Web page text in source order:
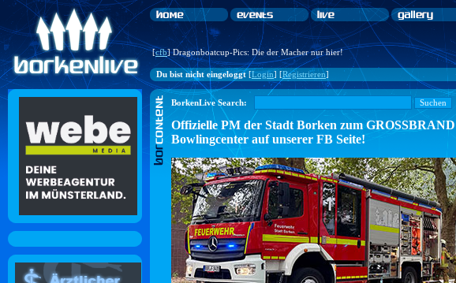
[cfb] Dragonboatcup-Pics: Die der Macher nur hier!
Du bist nicht eingeloggt[Login] [Registrieren]
BorkenLive Search:
Offizielle PM der Stadt Borken zum
Bowlingcenter auf unserer FB Seite!